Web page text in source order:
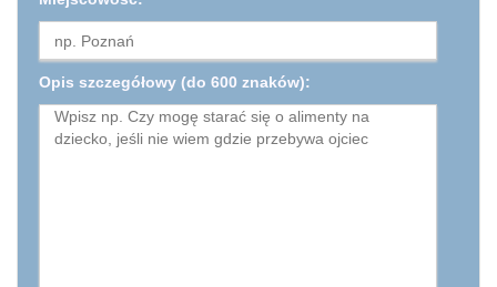
Opis szczegółowy (do 600 znaków):